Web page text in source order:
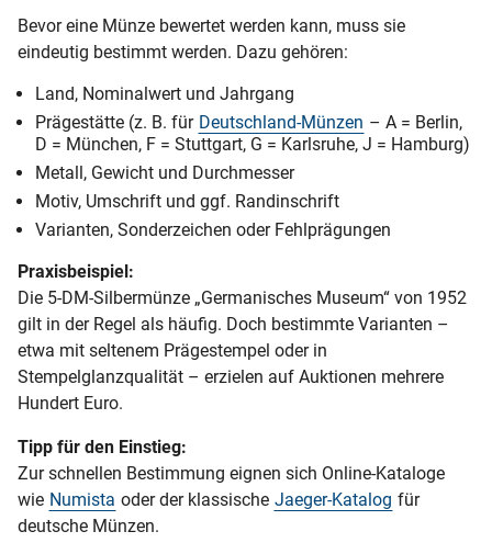
Bevor eine Münze bewertet werden kann, muss sie
eindeutig bestimmt werden. Dazu gehören:
Land, Nominalwert und Jahrgang
Prägestätte (z. B. für Deutschland-Münzen – A = Berlin,
D = München, F = Stuttgart, G = Karlsruhe, J = Hamburg)
Metall, Gewicht und Durchmesser
Motiv, Umschrift und ggf. Randinschrift
Varianten, Sonderzeichen oder Fehlprägungen
Praxisbeispiel:
Die 5-DM-Silbermünze „Germanisches Museum“ von 1952
gilt in der Regel als häufig. Doch bestimmte Varianten –
etwa mit seltenem Prägestempel oder in
Stempelglanzqualität – erzielen auf Auktionen mehrere
Hundert Euro.
Tipp für den Einstieg:
Zur schnellen Bestimmung eignen sich Online-Kataloge
wie Numista oder der klassische Jaeger-Katalog für
deutsche Münzen.